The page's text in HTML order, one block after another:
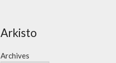
Arkisto
Archives